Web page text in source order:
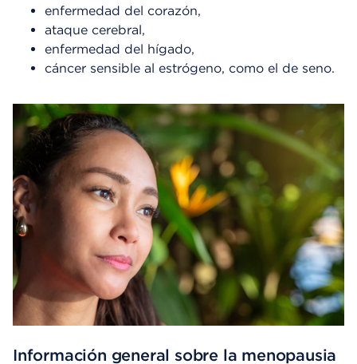
enfermedad del corazón,
ataque cerebral,
enfermedad del hígado,
cáncer sensible al estrógeno, como el de seno.
Información general sobre la menopausia